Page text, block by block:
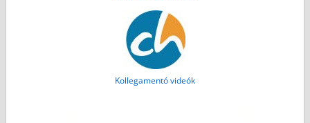
Kollegamentó videók